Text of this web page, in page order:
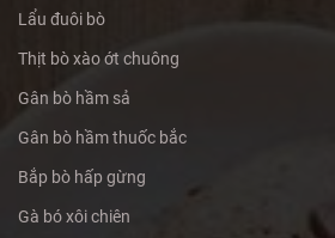
Lẩu đuôi bò
Thịt bò xào ớt chuông
Gân bò hầm sả
Gân bò hầm thuốc bắc
Bắp bò hấp gừng
Gà bó xôi chiên